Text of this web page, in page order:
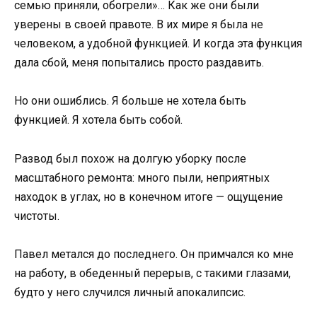
семью приняли, обогрели»… Как же они были
уверены в своей правоте. В их мире я была не
человеком, а удобной функцией. И когда эта функция
дала сбой, меня попытались просто раздавить.
Но они ошиблись. Я больше не хотела быть
функцией. Я хотела быть собой.
Развод был похож на долгую уборку после
масштабного ремонта: много пыли, неприятных
находок в углах, но в конечном итоге — ощущение
чистоты.
Павел метался до последнего. Он примчался ко мне
на работу, в обеденный перерыв, с такими глазами,
будто у него случился личный апокалипсис.